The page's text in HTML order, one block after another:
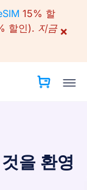
15% 할
할인). 지금 ×
을 환영